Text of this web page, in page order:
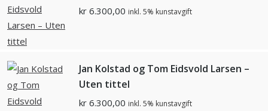
kr 6.300,00 inkl. 5% kunstavgift
Jan Kolstad og Tom Eidsvold Larsen –
Uten tittel
kr 6.300,00 inkl. 5% kunstavgift